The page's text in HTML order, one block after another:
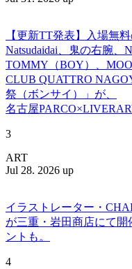
【更新TT発表】入場無
Natsudaidai、鬼の右腕、
TOMMY（BOY）、
CLUB QUATTRO
祭（ボンサイ）」が、
名古屋
3
ART
Jul 28. 2026 up
イラストレーター・
が三重・岩田商店にて
ントも。
4